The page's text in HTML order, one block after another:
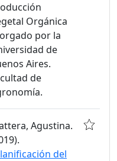
Orgánica
por la
de
Aires.
de
Agustina.
del